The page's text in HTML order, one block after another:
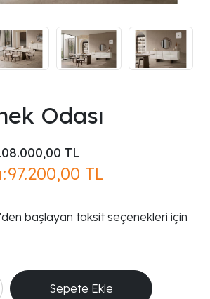
Odası
TL
97.200,00 TL
'den başlayan taksit seçenekleri için